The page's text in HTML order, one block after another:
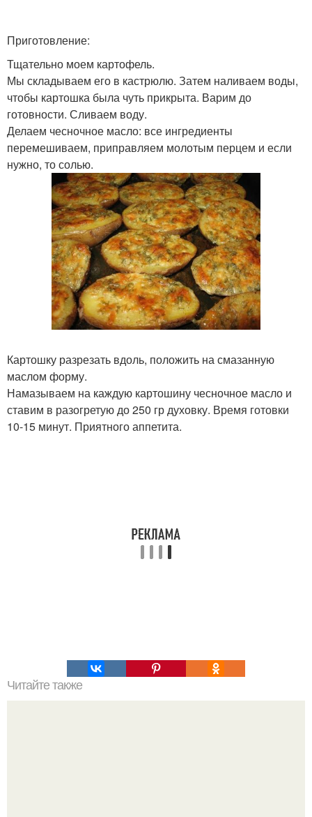
Приготовление:
Тщательно моем картофель.
Мы складываем его в кастрюлю. Затем наливаем воды,
чтобы картошка была чуть прикрыта. Варим до
готовности. Сливаем воду.
Делаем чесночное масло: все ингредиенты
перемешиваем, приправляем молотым перцем и если
нужно, то солью.
Картошку разрезать вдоль, положить на смазанную
маслом форму.
Намазываем на каждую картошину чесночное масло и
ставим в разогретую до 250 гр духовку. Время готовки
10-15 минут. Приятного аппетита.
Читайте также